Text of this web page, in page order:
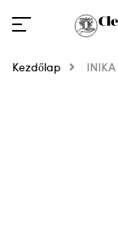
Kezdőlap